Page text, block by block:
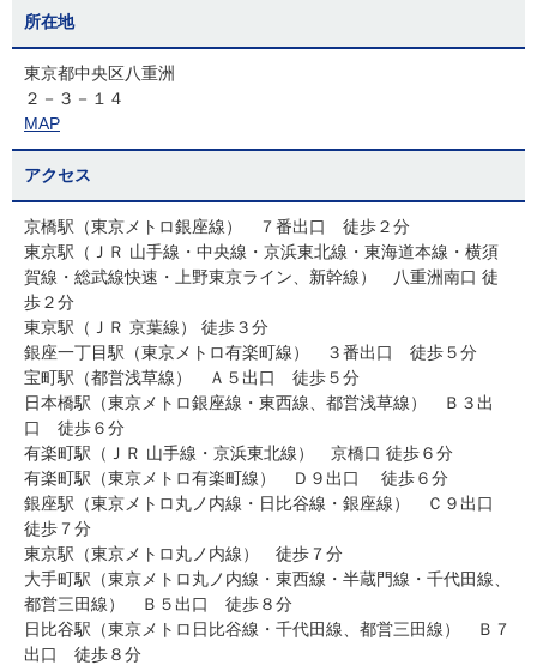
所在地
東京都中央区八重洲
２－３－１４
MAP
アクセス
京橋駅（東京メトロ銀座線） ７番出口 徒歩２分
東京駅（ＪＲ 山手線・中央線・京浜東北線・東海道本線・横須
賀線・総武線快速・上野東京ライン、新幹線） 八重洲南口 徒
歩２分
東京駅（ＪＲ 京葉線） 徒歩３分
銀座一丁目駅（東京メトロ有楽町線） ３番出口 徒歩５分
宝町駅（都営浅草線） Ａ５出口 徒歩５分
日本橋駅（東京メトロ銀座線・東西線、都営浅草線） Ｂ３出
口 徒歩６分
有楽町駅（ＪＲ 山手線・京浜東北線） 京橋口 徒歩６分
有楽町駅（東京メトロ有楽町線） Ｄ９出口 徒歩６分
銀座駅（東京メトロ丸ノ内線・日比谷線・銀座線） Ｃ９出口
徒歩７分
東京駅（東京メトロ丸ノ内線） 徒歩７分
大手町駅（東京メトロ丸ノ内線・東西線・半蔵門線・千代田線、
都営三田線） Ｂ５出口 徒歩８分
日比谷駅（東京メトロ日比谷線・千代田線、都営三田線） Ｂ７
出口 徒歩８分